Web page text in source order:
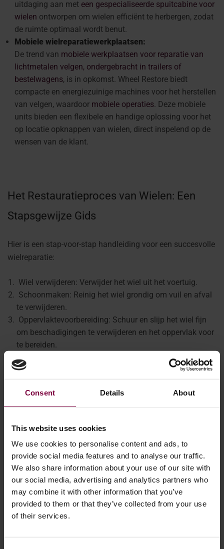
Consent Details About
This website uses cookies
We use cookies to personalise content and ads, to
provide social media features and to analyse our traffic.
We also share information about your use of our site with
our social media, advertising and analytics partners who
may combine it with other information that you’ve
provided to them or that they’ve collected from your use
of their services.
uitdaging aan met een gespecialiseerde spuitcabine voor
wielen ontworpen om wielen efficiënt te herbergen, zodat
de ruimte optimaal wordt benut.
Mobiele wielreparatiewerkplaatsen:
De trend van mobiele werkplaatsen voor reparatie van
lichtmetalen velgen, ondergebracht in trailers of
bestelwagens, is in opkomst. Wheel Restore biedt
compacte en energiezuinige machines voor het herstellen
van velgen, waardoor mobiele operaties. Deze mobiele
units bieden een flexibele en handige oplossing voor het
op locatie opknappen van wielen, direct inspelend op de
wensen van de klant.
Het Restauratieproces van Wielen: Een
Stapsgewijze Gids
Hier is een stap-voor-stap handleiding voor een succesvolle
wielreparatie:
Wiel verwijderen: Verwijder het wiel uit het voertuig.
Schoonmaken: Reinig het wiel grondig om vuil en afval
te verwijderen.
Oppervlaktevoorbereiding: Schuur en slijp het wiel fijn
om beschadigingen te verwijderen en het oppervlak voor
te bereiden.
Rechtzetten: Corrigeer onbalans door het wiel recht te
zetten.
Kleur veranderen: Verander optioneel de kleur van het
wiel voor een verfrist uiterlijk.
Diamant slijpen: Gebruik diamantslijpen om de
Schilderen: Gebruik speciale verf die rechtstreeks op
aluminium wielen hecht.
Nano-bescherming: Breng een beschermende nano-
coating aan om het eindresultaat te verzegelen en te
beschermen.
Uitbalanceren en opnieuw monteren: Balanceer het wiel
en monteer het opnieuw op het voertuig.